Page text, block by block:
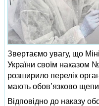
Звертаємо увагу, що
України своїм наказом
розширило перелік
мають обов’язково
Відповідно до наказу